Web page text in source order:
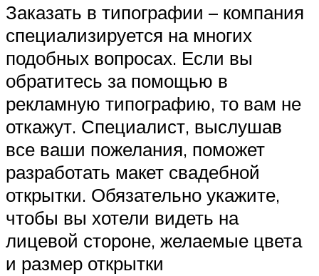
Заказать в типографии – компания
специализируется на многих
подобных вопросах. Если вы
обратитесь за помощью в
рекламную типографию, то вам не
откажут. Специалист, выслушав
все ваши пожелания, поможет
разработать макет свадебной
открытки. Обязательно укажите,
чтобы вы хотели видеть на
лицевой стороне, желаемые цвета
и размер открытки